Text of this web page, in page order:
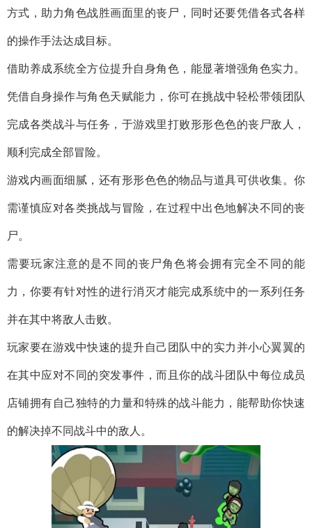
方式，助力角色战胜画面里的丧尸，同时还要凭借各式各样
的操作手法达成目标。
借助养成系统全方位提升自身角色，能显著增强角色实力。
凭借自身操作与角色天赋能力，你可在挑战中轻松带领团队
完成各类战斗与任务，于游戏里打败形形色色的丧尸敌人，
顺利完成全部冒险。
游戏内画面细腻，还有形形色色的物品与道具可供收集。你
需谨慎应对各类挑战与冒险，在过程中出色地解决不同的丧
尸。
需要玩家注意的是不同的丧尸角色将会拥有完全不同的能
力，你要有针对性的进行消灭才能完成系统中的一系列任务
并在其中将敌人击败。
玩家要在游戏中快速的提升自己团队中的实力并小心翼翼的
在其中应对不同的突发事件，而且你的战斗团队中每位成员
店铺拥有自己独特的力量和特殊的战斗能力，能帮助你快速
的解决掉不同战斗中的敌人。